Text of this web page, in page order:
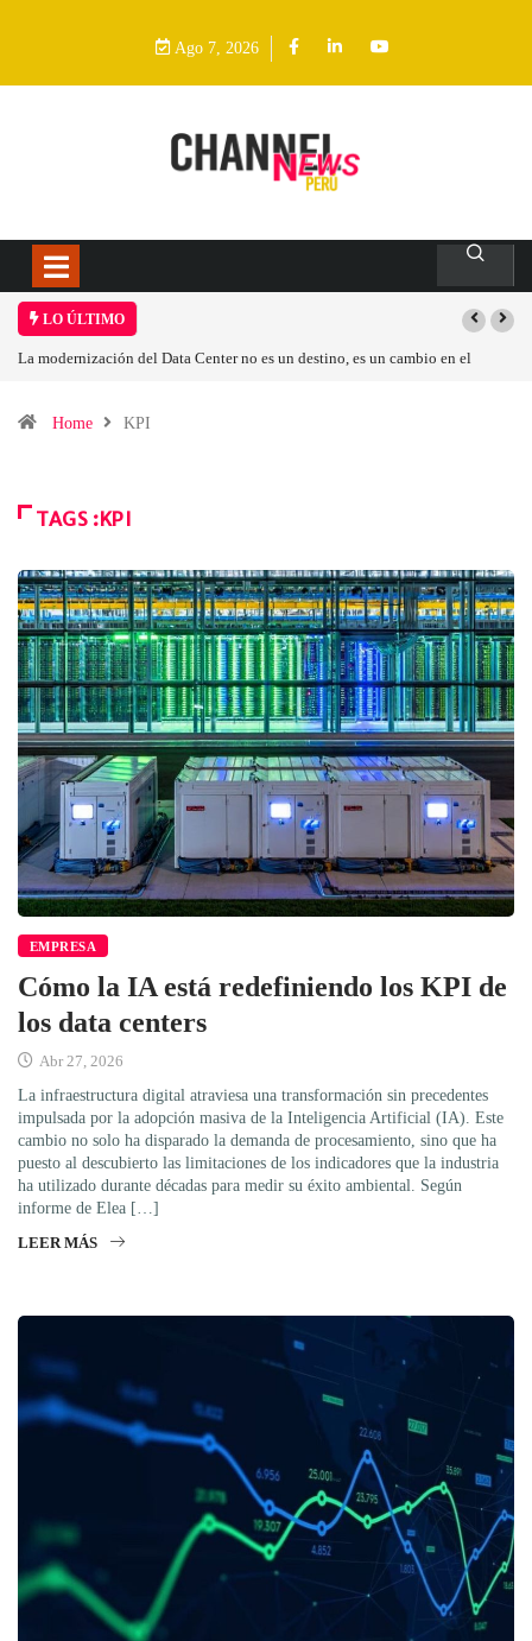
Ago 7, 2026
LO ÚLTIMO
La modernización del Data Center no es un destino, es un cambio en el
Home
KPI
TAGS :KPI
EMPRESA
Cómo la IA está redefiniendo los KPI de
los data centers
Abr 27, 2026
La infraestructura digital atraviesa una transformación sin precedentes
impulsada por la adopción masiva de la Inteligencia Artificial (IA). Este
cambio no solo ha disparado la demanda de procesamiento, sino que ha
puesto al descubierto las limitaciones de los indicadores que la industria
ha utilizado durante décadas para medir su éxito ambiental. Según
informe de Elea […]
LEER MÁS